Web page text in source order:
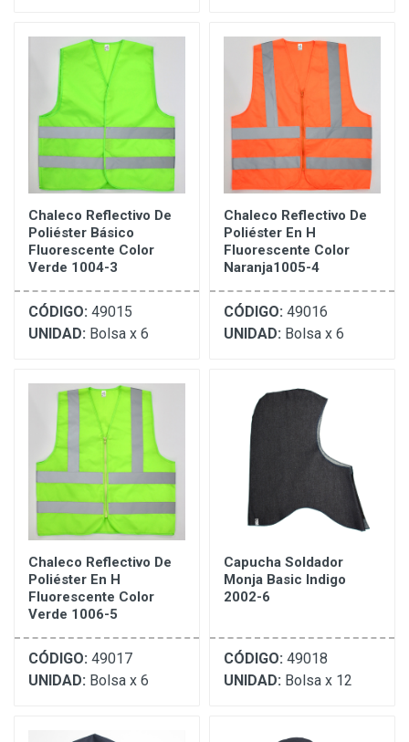
Chaleco Reflectivo De
Poliéster Básico
Fluorescente Color
Verde 1004-3
CÓDIGO: 49015
UNIDAD: Bolsa x 6
Chaleco Reflectivo De
Poliéster En H
Fluorescente Color
Naranja1005-4
CÓDIGO: 49016
UNIDAD: Bolsa x 6
Chaleco Reflectivo De
Poliéster En H
Fluorescente Color
Verde 1006-5
CÓDIGO: 49017
UNIDAD: Bolsa x 6
Capucha Soldador
Monja Basic Indigo
2002-6
CÓDIGO: 49018
UNIDAD: Bolsa x 12